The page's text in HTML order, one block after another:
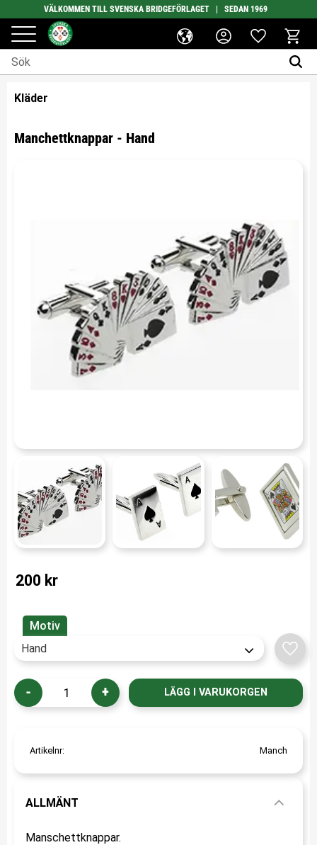
Meny
VÄLKOMMEN TILL SVENSKA BRIDGEFÖRLAGET | SEDAN 1969
Favoriter
Kläder
Manchettknappar - Hand
200 kr
Motiv
+
-
Artikelnr Manch
ALLMÄNT
Manschettknappar.